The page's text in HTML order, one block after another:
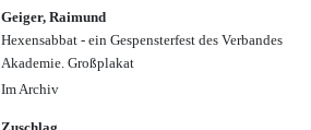
Geiger, Raimund
Hexensabbat - ein Gespensterfest des Verbandes
Akademie. Großplakat
Im Archiv